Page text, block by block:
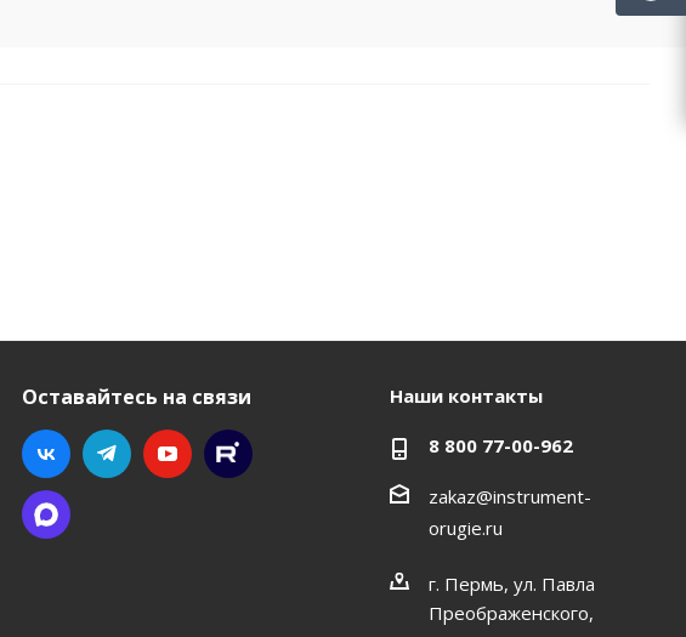
Оставайтесь на связи Наши контакты
8 800 77-00-962
zakaz@instrument-
orugie.ru
г. Пермь, ул. Павла
Преображенского,